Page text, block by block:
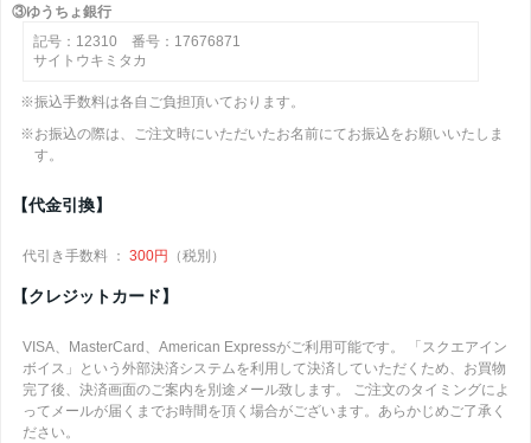
③ゆうちょ銀行
記号：12310 番号：17676871
サイトウキミタカ
※振込手数料は各自ご負担頂いております。
※お振込の際は、ご注文時にいただいたお名前にてお振込をお願いいたしま
す。
【代金引換】
代引き手数料 ： 300円 （税別）
【クレジットカード】
VISA、MasterCard、American Expressがご利用可能です。 「スクエアイン
ボイス」という外部決済システムを利用して決済していただくため、お買物
完了後、決済画面のご案内を別途メール致します。 ご注文のタイミングによ
ってメールが届くまでお時間を頂く場合がございます。あらかじめご了承く
ださい。